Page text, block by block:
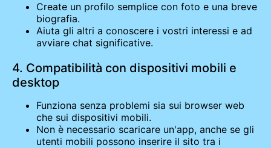
Create un profilo semplice con foto e una breve
biografia.
Aiuta gli altri a conoscere i vostri interessi e ad
avviare chat significative.
4. Compatibilità con dispositivi mobili e
desktop
Funziona senza problemi sia sui browser web
che sui dispositivi mobili.
Non è necessario scaricare un'app, anche se gli
utenti mobili possono inserire il sito tra i